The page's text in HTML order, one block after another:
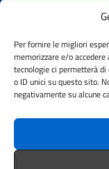
Per fornire le migliori
memorizzare e/o
tecnologie ci permetterà
o ID unici su questo sito.
negativamente su alcune
Informativa privacy
Dichiarazione di
Obiettivi di
Note legali
SEGUICI SU